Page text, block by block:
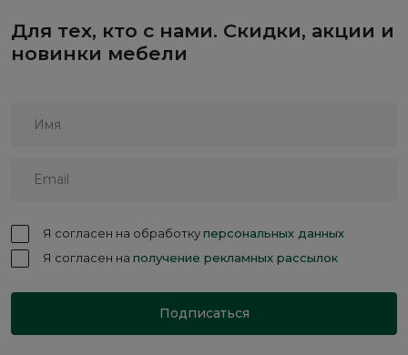
Для тех, кто с нами. Скидки, акции и
новинки мебели
Я согласен на обработкуперсональных данных
Я согласен на получение рекламных рассылок
Подписаться